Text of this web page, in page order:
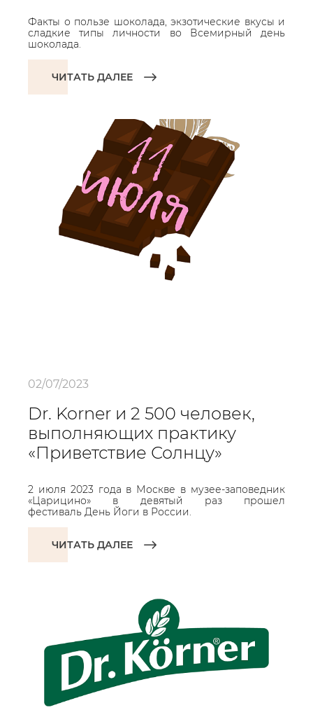
Факты о пользе шоколада, экзотические вкусы и
сладкие типы личности во Всемирный день
шоколада.
ЧИТАТЬ ДАЛЕЕ
02/07/2023
Dr. Korner и 2 500 человек,
выполняющих практику
«Приветствие Солнцу»
2 июля 2023 года в Москве в музее-заповедник
«Царицино» в девятый раз прошел
фестиваль День Йоги в России.
ЧИТАТЬ ДАЛЕЕ